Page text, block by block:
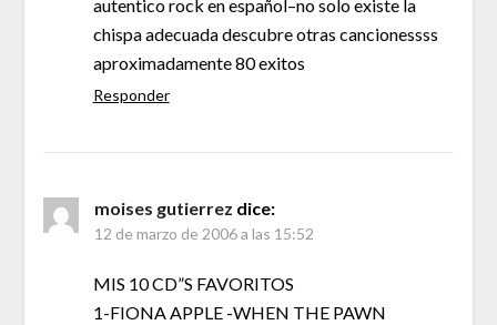
autentico rock en español–no solo existe la
chispa adecuada descubre otras cancionessss
aproximadamente 80 exitos
Responder
moises gutierrez dice:
12 de marzo de 2006 a las 15:52
MIS 10 CD”S FAVORITOS
1-FIONA APPLE -WHEN THE PAWN